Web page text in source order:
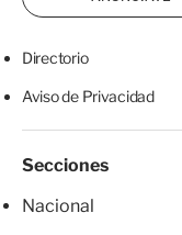
Directorio
Aviso de Privacidad
Secciones
Nacional